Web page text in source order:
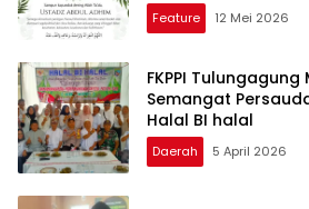
Feature 12 Mei 2026
FKPPI
Semangat
Halal BI halal
Daerah 5 April 2026